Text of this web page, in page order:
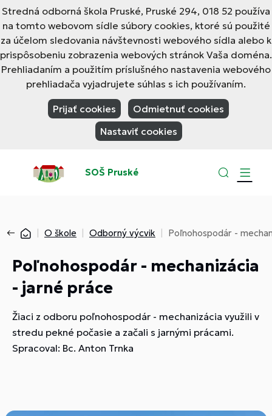
Stredná odborná škola Pruské, Pruské 294, 018 52 používa
na tomto webovom sídle súbory cookies, ktoré sú použité
za účelom sledovania návštevnosti webového sídla alebo k
prispôsobeniu zobrazenia webových stránok Vaša doména.
Prehliadaním a použitím príslušného nastavenia webového
prehliadača vyjadrujete súhlas s ich používaním.
Prijať cookies
Odmietnuť cookies
Nastaviť cookies
SOŠ Pruské
O škole Odborný výcvik Poľnohospodár -
Poľnohospodár - mechanizácia
- jarné práce
Žiaci z odboru poľnohospodár - mechanizácia využili v
stredu pekné počasie a začali s jarnými prácami.
Spracoval: Bc. Anton Trnka